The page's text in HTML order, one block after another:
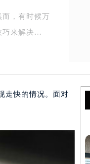
，有时候万
巧来解决…
走快的情况。面对